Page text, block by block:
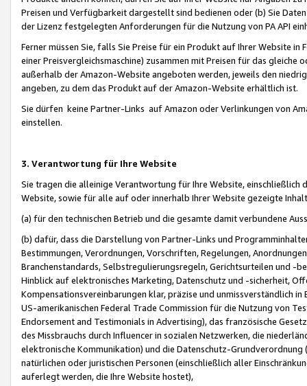
Preisen und Verfügbarkeit dargestellt sind bedienen oder (b) Sie
der Lizenz festgelegten Anforderungen für die Nutzung von PA API
Ferner müssen Sie, falls Sie Preise für ein Produkt auf Ihrer Website
einer Preisvergleichsmaschine) zusammen mit Preisen für das
außerhalb der Amazon-Website angeboten werden, jeweils den
angeben, zu dem das Produkt auf der Amazon-Website erhältlich ist.
Sie dürfen keine Partner-Links auf Amazon oder Verlinkungen von
einstellen.
3. Verantwortung für Ihre Website
Sie tragen die alleinige Verantwortung für Ihre Website,
Website, sowie für alle auf oder innerhalb Ihrer Website gezeigte
(a) für den technischen Betrieb und die gesamte damit verbundene
(b) dafür, dass die Darstellung von Partner-Links und
Bestimmungen, Verordnungen, Vorschriften, Regelungen,
Branchenstandards, Selbstregulierungsregeln, Gerichtsurteilen und -
Hinblick auf elektronisches Marketing, Datenschutz und -sicherheit,
Kompensationsvereinbarungen klar, präzise und unmissverständlich
US-amerikanischen Federal Trade Commission für die Nutzung von
Endorsement and Testimonials in Advertising), das französische
des Missbrauchs durch Influencer in sozialen Netzwerken, die
elektronische Kommunikation) und die Datenschutz-
natürlichen oder juristischen Personen (einschließlich aller
auferlegt werden, die Ihre Website hostet),